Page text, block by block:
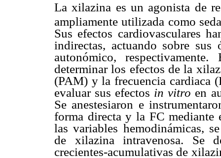
La xilazina es un agonista de
ampliamente utilizada como
Sus efectos cardiovasculares
indirectas, actuando sobre
autonómico,
determinar los efectos de la
(PAM) y la frecuencia cardiaca
evaluar sus efectos in vitro en
Se anestesiaron e
forma directa y la FC mediante
las variables hemodinámicas,
de xilazina intravenosa. Se
crecientes-acumulativas de